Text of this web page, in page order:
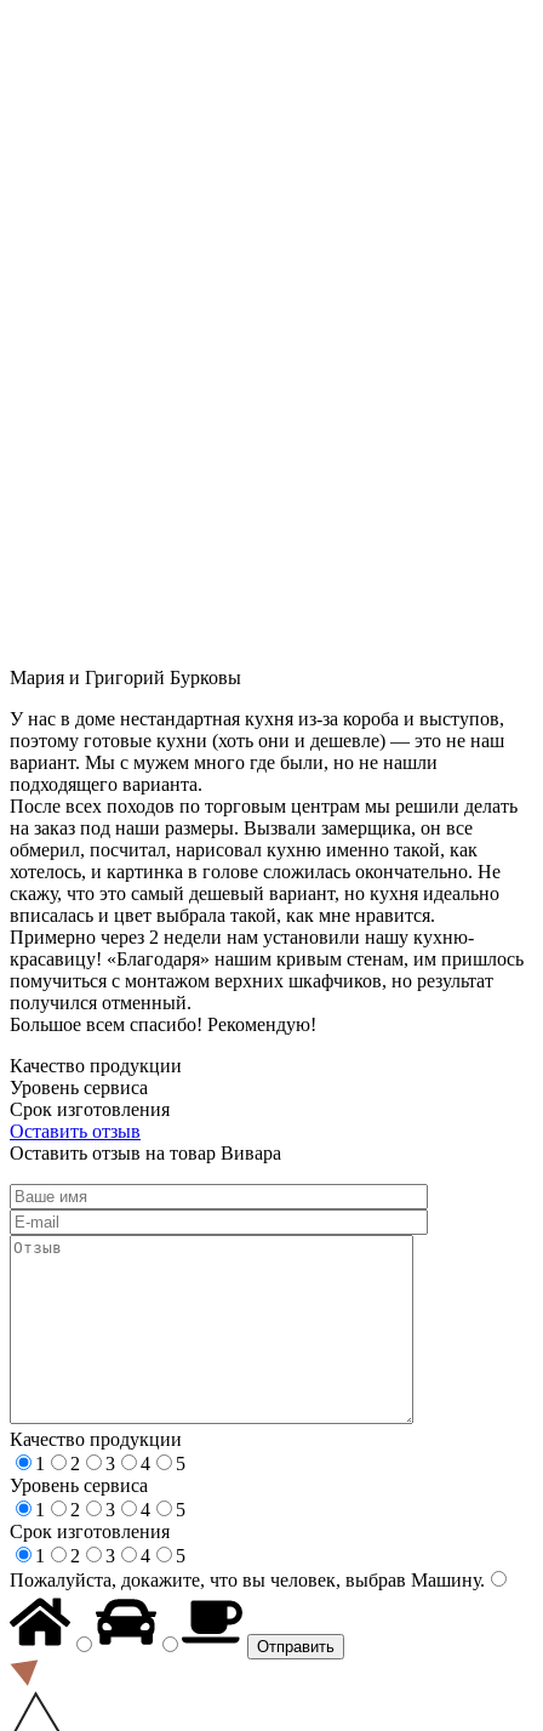
Мария и Григорий Бурковы
У нас в доме нестандартная кухня из-за короба и выступов,
поэтому готовые кухни (хоть они и дешевле) — это не наш
вариант. Мы с мужем много где были, но не нашли
подходящего варианта.
После всех походов по торговым центрам мы решили делать
на заказ под наши размеры. Вызвали замерщика, он все
обмерил, посчитал, нарисовал кухню именно такой, как
хотелось, и картинка в голове сложилась окончательно. Не
скажу, что это самый дешевый вариант, но кухня идеально
вписалась и цвет выбрала такой, как мне нравится.
Примерно через 2 недели нам установили нашу кухню-
красавицу! «Благодаря» нашим кривым стенам, им пришлось
помучиться с монтажом верхних шкафчиков, но результат
получился отменный.
Большое всем спасибо! Рекомендую!
Качество продукции
Уровень сервиса
Срок изготовления
Оставить отзыв
Оставить отзыв на товар Вивара
Качество продукции
1
2 3 4
5
Уровень сервиса
1
2 3 4
5
Срок изготовления
1
2 3 4
5
Пожалуйста, докажите, что вы человек, выбрав Машину.